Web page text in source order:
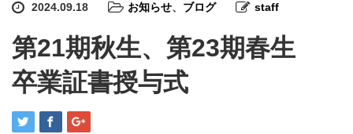
2024.09.18 お知らせ、 ブログ staff
第21期秋生、第23期春生
卒業証書授与式